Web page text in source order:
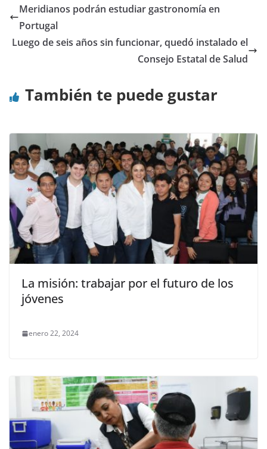
Meridianos podrán estudiar gastronomía en
Portugal
Luego de seis años sin funcionar, quedó instalado el
Consejo Estatal de Salud
También te puede gustar
La misión: trabajar por el futuro de los
jóvenes
enero 22, 2024